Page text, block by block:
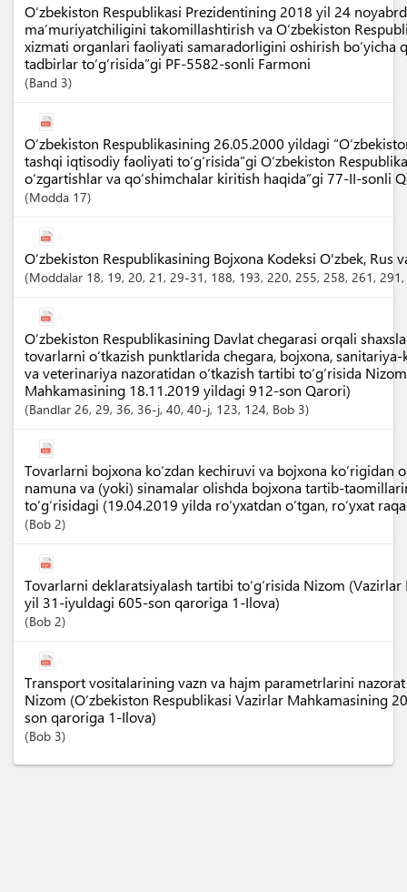
O‘zbekiston Respublikasi Prezidentining 2018 yil 24
ma’muriyatchiligini takomillashtirish va O‘zbekiston
xizmati organlari faoliyati samaradorligini oshirish bo‘yicha
tadbirlar to‘g‘risida”gi PF-5582-sonli Farmoni
Band 3
O‘zbekiston Respublikasining 26.05.2000 yildagi
tashqi iqtisodiy faoliyati to‘g‘risida”gi O‘zbekiston
o‘zgartishlar va qo‘shimchalar kiritish haqida”gi 77-II-sonli
Modda 17
O‘zbekiston Respublikasining Bojxona Kodeksi O'zbek, Rus
Moddalar 18, 19, 20, 21 , 29-31 , 188, 193, 220, 255, 258, 261 , 291
O‘zbekiston Respublikasining Davlat chegarasi orqali
tovarlarni o‘tkazish punktlarida chegara, bojxona,
va veterinariya nazoratidan o‘tkazish tartibi to‘g‘risida
Mahkamasining 18.11.2019 yildagi 912-son Qarori)
Bandlar 26, 29, 36, 36-j, 40, 40-j, 123, 124, Bob 3
Tovarlarni bojxona ko‘zdan kechiruvi va bojxona ko‘rigidan
namuna va (yoki) sinamalar olishda bojxona tartib-
to‘g‘risidagi (19.04.2019 yilda ro‘yxatdan o‘tgan, ro‘yxat
Bob 2
Tovarlarni deklaratsiyalash tartibi to‘g‘risida Nizom
yil 31-iyuldagi 605-son qaroriga 1-Ilova)
Bob 2
Transport vositalarining vazn va hajm parametrlarini
Nizom (O‘zbekiston Respublikasi Vazirlar Mahkamasining
son qaroriga 1-Ilova)
Bob 3